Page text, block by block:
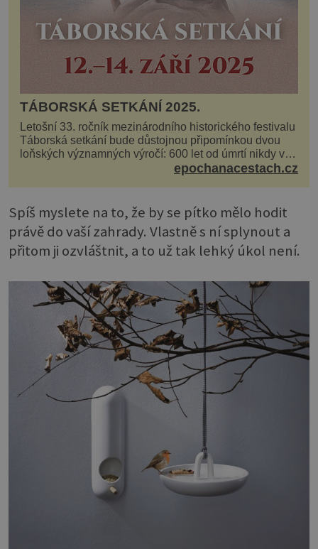
TÁBORSKÁ SETKÁNÍ 2025.
Letošní 33. ročník mezinárodního historického festivalu
Táborská setkání bude důstojnou připomínkou dvou
loňských významných výročí: 600 let od úmrtí nikdy v
poli neporaženého hejtmana Jana Žižky z Tr...
epochanacestach.cz
Spíš myslete na to, že by se pítko mělo hodit
právě do vaší zahrady. Vlastně s ní splynout a
přitom ji ozvláštnit, a to už tak lehký úkol není.